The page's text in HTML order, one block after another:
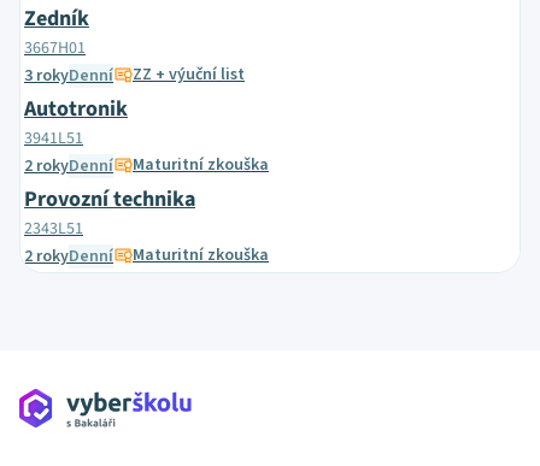
Zedník
3667H01
3 rokyDenní ZZ + výuční list
Autotronik
3941L51
2 rokyDenní Maturitní zkouška
Provozní technika
2343L51
2 rokyDenní Maturitní zkouška